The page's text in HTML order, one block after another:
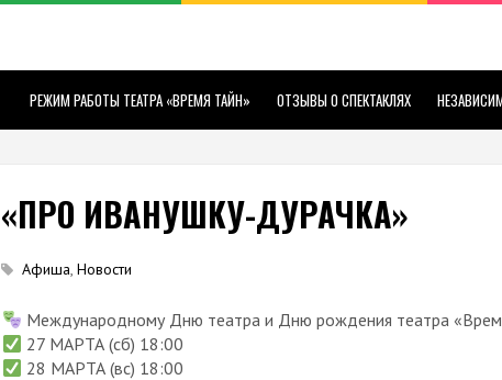
РЕЖИМ РАБОТЫ ТЕАТРА «ВРЕМЯ ТАЙН» ОТЗЫВЫ О СПЕКТАКЛЯХ
«ПРО ИВАНУШКУ-ДУРАЧКА»
Афиша,Новости
Международному Дню театра и Дню рождения театра
27 МАРТА (сб) 18:00
28 МАРТА (вс) 18:00